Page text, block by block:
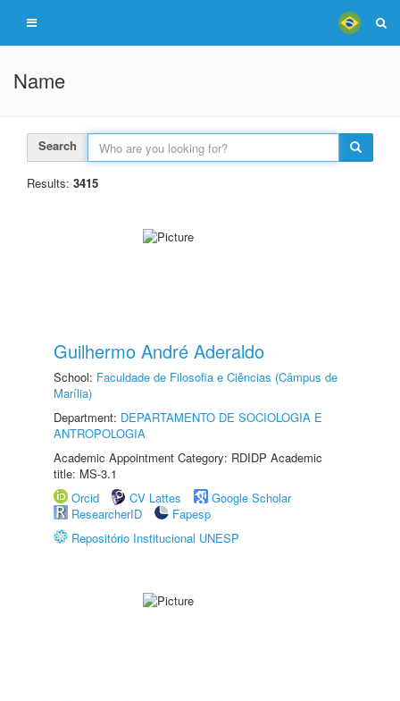
Name
Search
Results: 3415
Guilhermo André Aderaldo
School: Faculdade de Filosofia e Ciências (Câmpus de
Marília)
Department: DEPARTAMENTO DE SOCIOLOGIA E
ANTROPOLOGIA
Academic Appointment Category: RDIDP Academic
title: MS-3.1
Orcid
CV Lattes
Google Scholar
ResearcherID
Fapesp
Repositório Institucional UNESP